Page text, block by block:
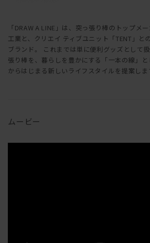
「DRAW A LINE」は、突っ張り棒のトップメ
工業と、クリエイ ティブユニット「TENT」と
ブランド。 これまでは単に便利グッズとして
張り棒を、暮らしを豊かにする「一本の線」
からはじまる新しいライフスタイルを提案しま
ムービー